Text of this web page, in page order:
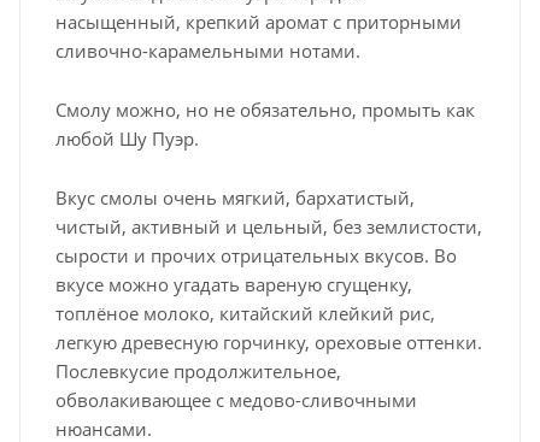
насыщенный, крепкий аромат с приторными
сливочно-карамельными нотами.
Смолу можно, но не обязательно, промыть как
любой Шу Пуэр.
Вкус смолы очень мягкий, бархатистый,
чистый, активный и цельный, без землистости,
сырости и прочих отрицательных вкусов. Во
вкусе можно угадать вареную сгущенку,
топлёное молоко, китайский клейкий рис,
легкую древесную горчинку, ореховые оттенки.
Послевкусие продолжительное,
обволакивающее с медово-сливочными
нюансами.